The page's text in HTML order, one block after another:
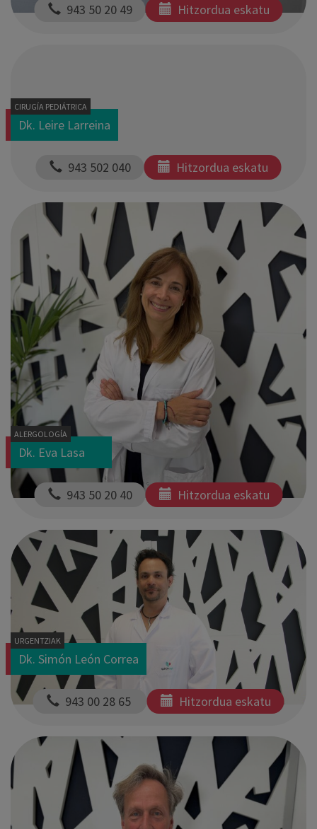
943 50 20 49 Hitzordua eskatu
CIRUGÍA PEDIÁTRICA
Dk. Leire Larreina
943 502 040 Hitzordua eskatu
ALERGOLOGÍA
Dk. Eva Lasa
943 50 20 40 Hitzordua eskatu
URGENTZIAK
Dk. Simón León Correa
943 00 28 65 Hitzordua eskatu